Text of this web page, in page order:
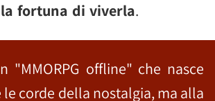
fortuna di viverla.
"MMORPG offline" che nasce
le corde della nostalgia, ma alla